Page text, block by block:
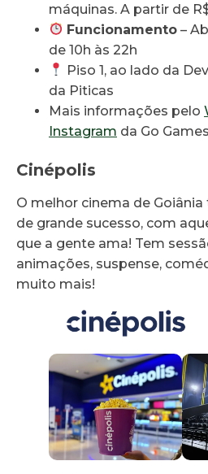
máquinas. A partir de
Funcionamento –
de 10h às 22h
Piso 1, ao lado da
da Piticas
Mais informações pelo
Instagram da Go
Cinépolis
O melhor cinema de
de grande sucesso, com
que a gente ama! Tem
animações, suspense,
muito mais!